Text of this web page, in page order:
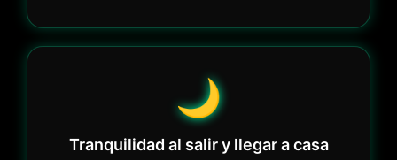
🌙
Tranquilidad al salir y llegar a casa